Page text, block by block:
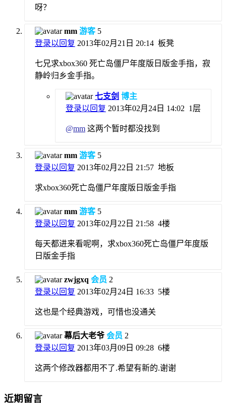
呀？
mm 游客 5
登录以回复 2013年02月21日 20:14 板凳
七兄求xbox360 死亡岛僵尸年度版日版金手指，寂
静岭归乡金手指。
七支剑 博主
登录以回复 2013年02月24日 14:02 1层
@mm 这两个暂时都没找到
mm 游客 5
登录以回复 2013年02月22日 21:57 地板
求xbox360死亡岛僵尸年度版日版金手指
mm 游客 5
登录以回复 2013年02月22日 21:58 4楼
每天都进来看呢啊，求xbox360死亡岛僵尸年度版
日版金手指
zwjgxq 会员 2
登录以回复 2013年02月24日 16:33 5楼
这也是个经典游戏，可惜也没通关
幕后大老爷会员 2
登录以回复 2013年03月09日 09:28 6楼
这两个修改器都用不了.希望有新的.谢谢
近期留言